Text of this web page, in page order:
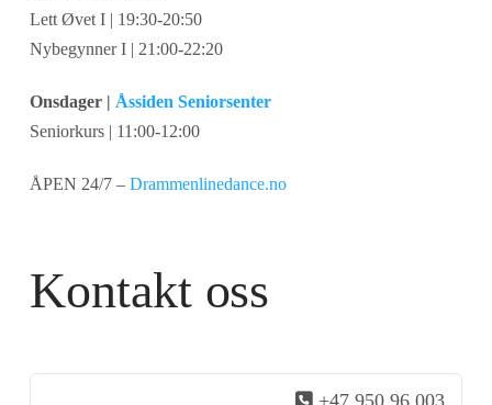
Lett Øvet I | 19:30-20:50
Nybegynner I | 21:00-22:20
Onsdager | Åssiden Seniorsenter
Seniorkurs | 11:00-12:00
ÅPEN 24/7 – Drammenlinedance.no
Kontakt oss